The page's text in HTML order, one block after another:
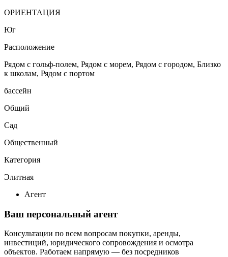
ОРИЕНТАЦИЯ
Юг
Расположение
Рядом с гольф-полем, Рядом с морем, Рядом с городом, Близко
к школам, Рядом с портом
бассейн
Общий
Сад
Общественный
Категория
Элитная
Агент
Ваш персональный агент
Консультации по всем вопросам покупки, аренды,
инвестиций, юридического сопровождения и осмотра
объектов. Работаем напрямую — без посредников